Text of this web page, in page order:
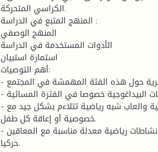
الكراسي المتحركة.
المنهج المتبع في الدراسة :
المنهج الوصفي
الأدوات المستخدمة في الدراسة
استمارة استبيان
أهم التوصيات:
- فتح أيام تحسيسية و ندوات فكرية حول هذه الفئة المهمشة في المجتمع.
- التخفيف من النشاطات البيداغوجية خصوصا في الفترة المسائية.
- استحداث برامج و نشاطات ترويحية والعاب شبه رياضية تتلاءم بشكل جيد مع
خصوصية أو إعاقة كل طفل.
- توفير مدربين مؤهلين لتقديم نشاطات رياضية معدلة مناسبة مع المعاقين
حركيا.